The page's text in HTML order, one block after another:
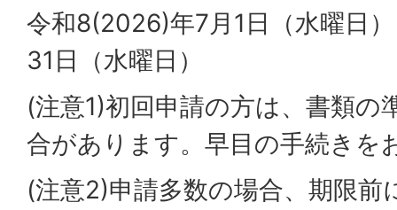
令和8(2026)年7月1日（水曜日
31日（水曜日）
(注意1)初回申請の方は、書類の
合があります。早目の手続きを
(注意2)申請多数の場合、期限